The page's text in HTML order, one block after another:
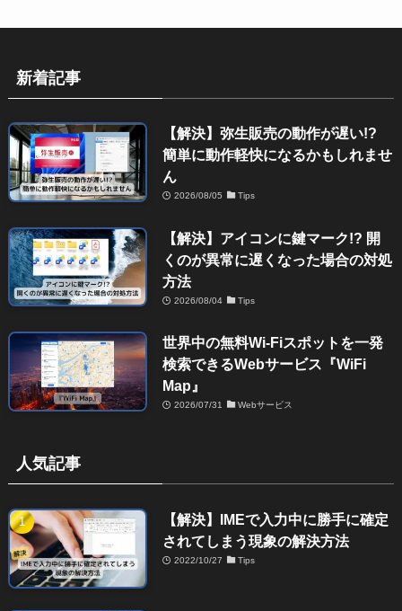
新着記事
【解決】弥生販売の動作が遅い!?
簡単に動作軽快になるかもしれませ
ん
2026/08/05 Tips
【解決】アイコンに鍵マーク!? 開
くのが異常に遅くなった場合の対処
方法
2026/08/04 Tips
世界中の無料Wi-Fiスポットを一発
検索できるWebサービス『WiFi
Map』
2026/07/31 Webサービス
人気記事
【解決】IMEで入力中に勝手に確定
されてしまう現象の解決方法
2022/10/27 Tips